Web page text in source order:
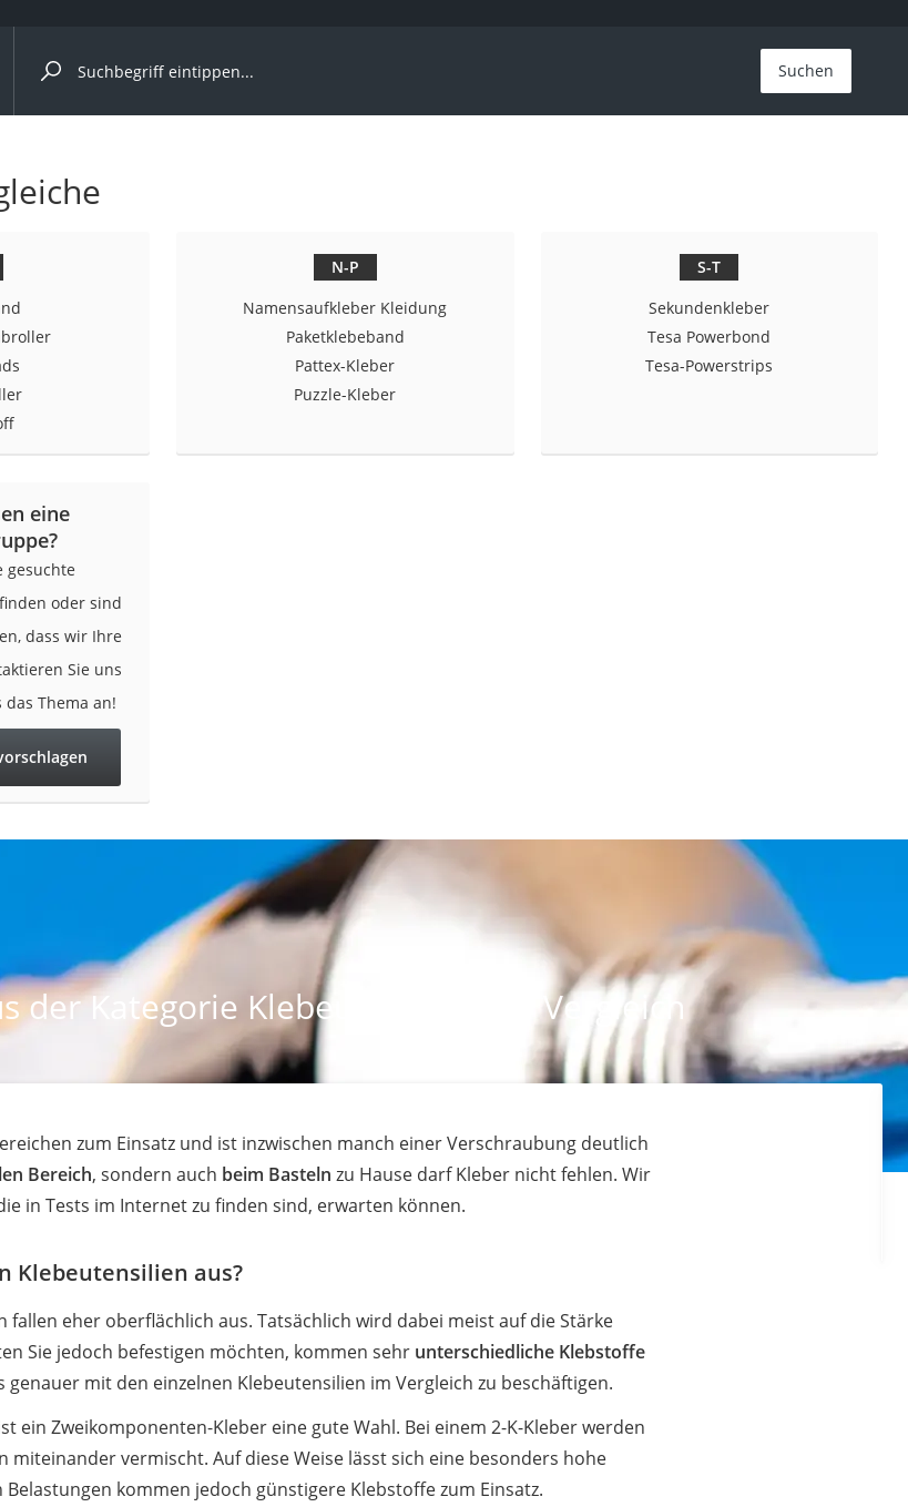
Kategorie
4
Suchen
N-P
Namensaufkleber Kleidung
Paketklebeband
Pattex-Kleber
Puzzle-Kleber
S-T
Sekundenkleber
Tesa Powerbond
Tesa-Powerstrips
eine
gesuchte
oder sind
dass wir Ihre
Sie uns
Thema an!
der Kategorie Klebeutensilien im Vergleich
zum Einsatz und ist inzwischen manch einer Verschraubung deutlich
Bereich, sondern auch beim Basteln zu Hause darf Kleber nicht fehlen. Wir
in Tests im Internet zu finden sind, erwarten können.
Klebeutensilien aus?
fallen eher oberflächlich aus. Tatsächlich wird dabei meist auf die Stärke
Sie jedoch befestigen möchten, kommen sehr unterschiedliche Klebstoffe
genauer mit den einzelnen Klebeutensilien im Vergleich zu beschäftigen.
ein Zweikomponenten-Kleber eine gute Wahl. Bei einem 2-K-Kleber werden
vermischt. Auf diese Weise lässt sich eine besonders hohe
kommen jedoch günstigere Klebstoffe zum Einsatz.